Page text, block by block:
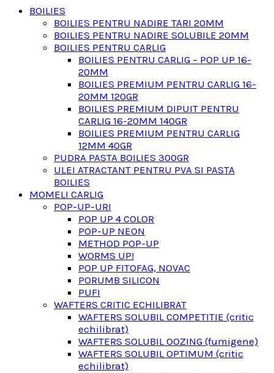
BOILIES
BOILIES PENTRU NADIRE TARI 20MM
BOILIES PENTRU NADIRE SOLUBILE 20MM
BOILIES PENTRU CARLIG
BOILIES PENTRU CARLIG – POP UP 16-
20MM
BOILIES PREMIUM PENTRU CARLIG 16-
20MM 120GR
BOILIES PREMIUM DIPUIT PENTRU
CARLIG 16-20MM 140GR
BOILIES PREMIUM PENTRU CARLIG
12MM 40GR
PUDRA PASTA BOILIES 300GR
ULEI ATRACTANT PENTRU PVA SI PASTA
BOILIES
MOMELI CARLIG
POP-UP-URI
POP UP 4 COLOR
POP-UP NEON
METHOD POP-UP
WORMS UP!
POP UP FITOFAG, NOVAC
PORUMB SILICON
PUFI
WAFTERS CRITIC ECHILIBRAT
WAFTERS SOLUBIL COMPETITIE (critic
echilibrat)
WAFTERS SOLUBIL OOZING (fumigene)
WAFTERS SOLUBIL OPTIMUM (critic
echilibrat)